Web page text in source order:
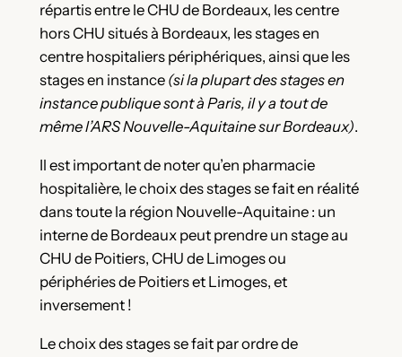
répartis entre le CHU de Bordeaux, les centre
hors CHU situés à Bordeaux, les stages en
centre hospitaliers périphériques, ainsi que les
stages en instance (si la plupart des stages en
instance publique sont à Paris, il y a tout de
même l’ARS Nouvelle-Aquitaine sur Bordeaux).
Il est important de noter qu’en pharmacie
hospitalière, le choix des stages se fait en réalité
dans toute la région Nouvelle-Aquitaine : un
interne de Bordeaux peut prendre un stage au
CHU de Poitiers, CHU de Limoges ou
périphéries de Poitiers et Limoges, et
inversement !
Le choix des stages se fait par ordre de